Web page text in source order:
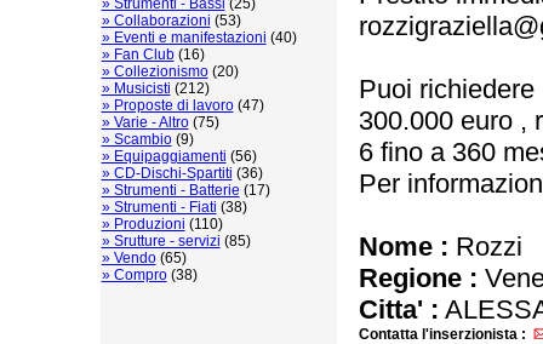
» Strumenti - Bassi (25)
» Collaborazioni (53)
» Eventi e manifestazioni (40)
» Fan Club(16)
» Collezionismo(20)
» Musicisti (212)
» Proposte di lavoro(47)
» Varie - Altro(75)
» Scambio(9)
» Equipaggiamenti (56)
» CD-Dischi-Spartiti (36)
» Strumenti - Batterie (17)
» Strumenti - Fiati (38)
» Produzioni (110)
» Srutture - servizi (85)
» Vendo(65)
» Compro(38)
Puoi
300.000 euro ,
6 fino a 360
Per
Nome : Rozzi
Regione :
Citta' :
Contatta l'inserzionista :